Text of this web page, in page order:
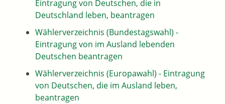
Eintragung von Deutschen, die in
Deutschland leben, beantragen
Wählerverzeichnis (Bundestagswahl) -
Eintragung von im Ausland lebenden
Deutschen beantragen
Wählerverzeichnis (Europawahl) - Eintragung
von Deutschen, die im Ausland leben,
beantragen